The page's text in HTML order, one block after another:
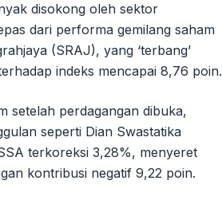
disokong oleh sektor
dari performa gemilang saham
(SRAJ), yang ‘terbang’
indeks mencapai 8,76 poin.
setelah perdagangan dibuka,
seperti Dian Swastatika
terkoreksi 3,28%, menyeret
kontribusi negatif 9,22 poin.